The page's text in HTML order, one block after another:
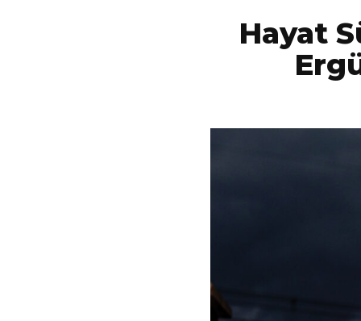
Hayat